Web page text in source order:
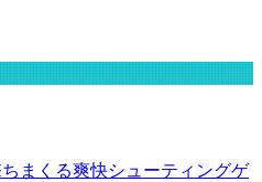
まくる爽快シューティングゲ